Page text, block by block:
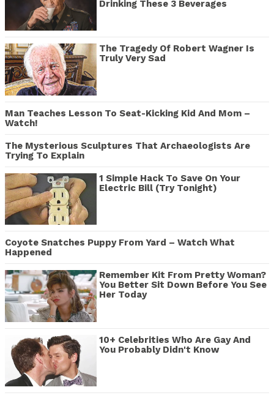
Drinking These 3 Beverages
The Tragedy Of Robert Wagner Is
Truly Very Sad
Man Teaches Lesson To Seat-Kicking Kid And Mom –
Watch!
The Mysterious Sculptures That Archaeologists Are
Trying To Explain
1 Simple Hack To Save On Your
Electric Bill (Try Tonight)
Coyote Snatches Puppy From Yard – Watch What
Happened
Remember Kit From Pretty Woman?
You Better Sit Down Before You See
Her Today
10+ Celebrities Who Are Gay And
You Probably Didn't Know